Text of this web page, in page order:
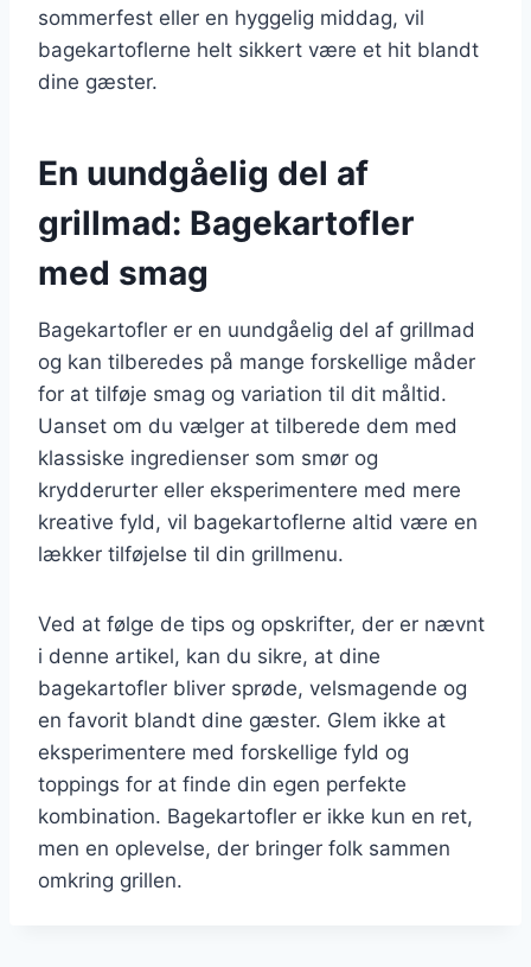
sommerfest eller en hyggelig middag, vil
bagekartoflerne helt sikkert være et hit blandt
dine gæster.
En uundgåelig del af
grillmad: Bagekartofler
med smag
Bagekartofler er en uundgåelig del af grillmad
og kan tilberedes på mange forskellige måder
for at tilføje smag og variation til dit måltid.
Uanset om du vælger at tilberede dem med
klassiske ingredienser som smør og
krydderurter eller eksperimentere med mere
kreative fyld, vil bagekartoflerne altid være en
lækker tilføjelse til din grillmenu.
Ved at følge de tips og opskrifter, der er nævnt
i denne artikel, kan du sikre, at dine
bagekartofler bliver sprøde, velsmagende og
en favorit blandt dine gæster. Glem ikke at
eksperimentere med forskellige fyld og
toppings for at finde din egen perfekte
kombination. Bagekartofler er ikke kun en ret,
men en oplevelse, der bringer folk sammen
omkring grillen.